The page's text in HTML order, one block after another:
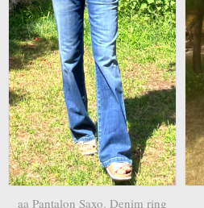
aa Pantalon Saxo. Denim ring